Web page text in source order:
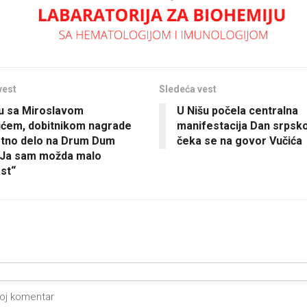
sa Miroslavom
dobitnikom nagrade
delo na Drum Dum
sam možda malo
Sledeća vest
U Nišu počela centralna
manifestacija Dan
čeka se na govor Vučića